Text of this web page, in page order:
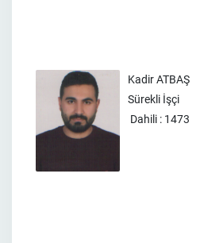
Kadir ATBAŞ
Sürekli İşçi
Dahili : 1473